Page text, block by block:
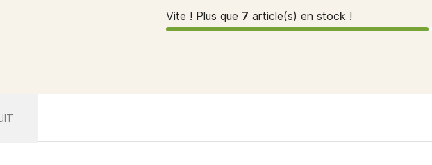
Vite ! Plus que 7 article(s) en stock !